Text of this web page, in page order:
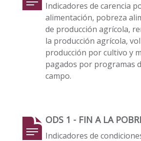
Indicadores de carencia
alimentación, pobreza
de producción agrícola,
la producción agrícola,
producción por cultivo y
pagados por programas
campo.
ODS 1 - FIN A LA
Indicadores de